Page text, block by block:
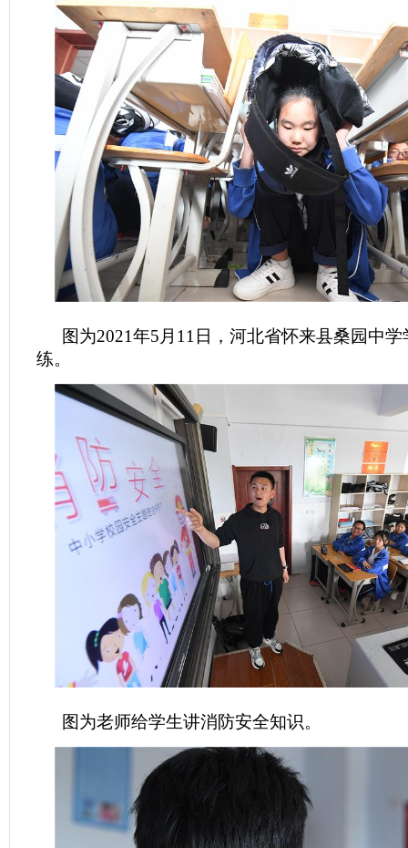
图为2021年5月11日，河北省怀来县桑园中
练。
图为老师给学生讲消防安全知识。